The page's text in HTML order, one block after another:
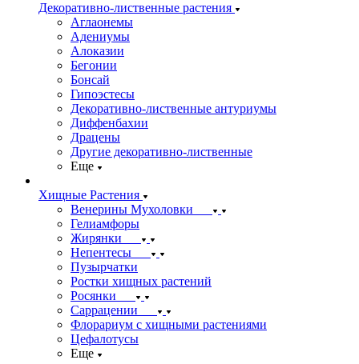
Декоративно-лиственные растения
Аглаонемы
Адениумы
Алоказии
Бегонии
Бонсай
Гипоэстесы
Декоративно-лиственные антуриумы
Диффенбахии
Драцены
Другие декоративно-лиственные
Еще
Хищные Растения
Венерины Мухоловки
Гелиамфоры
Жирянки
Непентесы
Пузырчатки
Ростки хищных растений
Росянки
Саррацении
Флорариум с хищными растениями
Цефалотусы
Еще